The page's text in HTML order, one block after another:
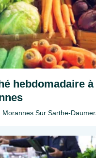
hebdomadaire à
Morannes Sur Sarthe-